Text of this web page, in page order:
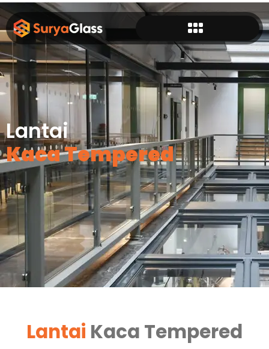
Lantai
Kaca Tempered
Lantai Kaca Tempered